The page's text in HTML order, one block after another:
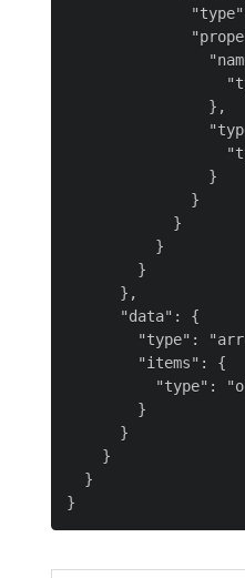
                },
                }
              }
            }
          }
        }
      },
      "data": {
"type":
        "items": {
"type":
        }
      }
    }
  }